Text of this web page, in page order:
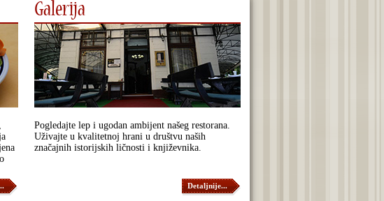
Galerija
Pogledajte lep i ugodan ambijent našeg restorana.
Uživajte u kvalitetnoj hrani u društvu naših
značajnih istorijskih ličnosti i književnika.
Detaljnije...